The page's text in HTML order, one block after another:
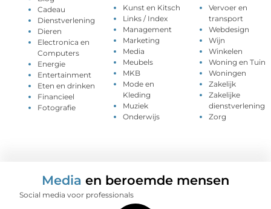
Cadeau
Dienstverlening
Dieren
Electronica en
Computers
Energie
Entertainment
Eten en drinken
Financieel
Fotografie
Kunst en Kitsch
Links / Index
Management
Marketing
Media
Meubels
MKB
Mode en
Kleding
Muziek
Onderwijs
Vervoer en
transport
Webdesign
Wijn
Winkelen
Woning en Tuin
Woningen
Zakelijk
Zakelijke
dienstverlening
Zorg
Media en beroemde mensen
Social media voor professionals